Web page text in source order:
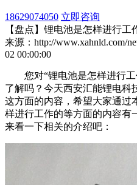
18629074050 立即咨询
【盘点】锂电池是怎样进行
来源：http://www.xahnld.com/
02 00:00:00
您对“锂电池是怎样进行
了解吗？今天西安汇能锂电科
这方面的内容，希望大家通过
样进行工作的等方面的内容有
来看一下相关的介绍吧：